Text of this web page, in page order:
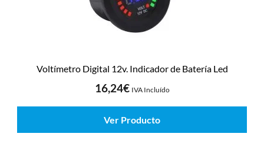
Voltímetro Digital 12v. Indicador de Batería Led
16,24€ IVA Incluído
Ver Producto